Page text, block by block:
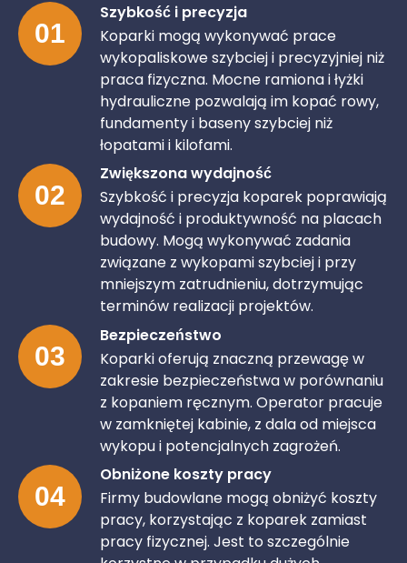
Szybkość i precyzja
Koparki mogą wykonywać prace
wykopaliskowe szybciej i precyzyjniej niż
praca fizyczna. Mocne ramiona i łyżki
hydrauliczne pozwalają im kopać rowy,
fundamenty i baseny szybciej niż
łopatami i kilofami.
01
Zwiększona wydajność
Szybkość i precyzja koparek poprawiają
wydajność i produktywność na placach
budowy. Mogą wykonywać zadania
związane z wykopami szybciej i przy
mniejszym zatrudnieniu, dotrzymując
terminów realizacji projektów.
02
Bezpieczeństwo
Koparki oferują znaczną przewagę w
zakresie bezpieczeństwa w porównaniu
z kopaniem ręcznym. Operator pracuje
w zamkniętej kabinie, z dala od miejsca
wykopu i potencjalnych zagrożeń.
03
Obniżone koszty pracy
Firmy budowlane mogą obniżyć koszty
pracy, korzystając z koparek zamiast
pracy fizycznej. Jest to szczególnie
04